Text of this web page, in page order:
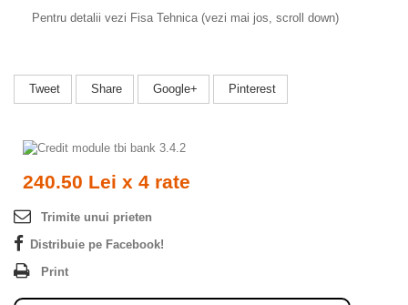
Pentru detalii vezi Fisa Tehnica (vezi mai jos, scroll down)
Tweet Share Google+ Pinterest
240.50 Lei x 4 rate
Trimite unui prieten
Distribuie pe Facebook!
Print